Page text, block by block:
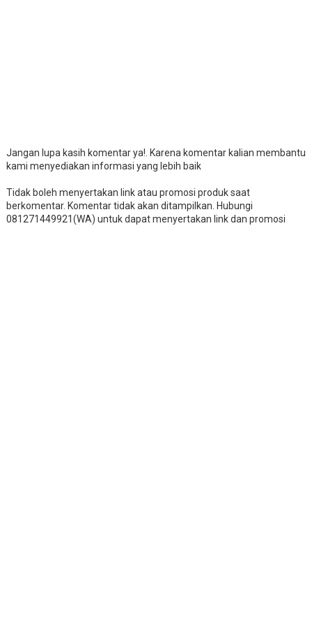
Jangan lupa kasih komentar ya!. Karena komentar kalian membantu
kami menyediakan informasi yang lebih baik
Tidak boleh menyertakan link atau promosi produk saat
berkomentar. Komentar tidak akan ditampilkan. Hubungi
081271449921(WA) untuk dapat menyertakan link dan promosi